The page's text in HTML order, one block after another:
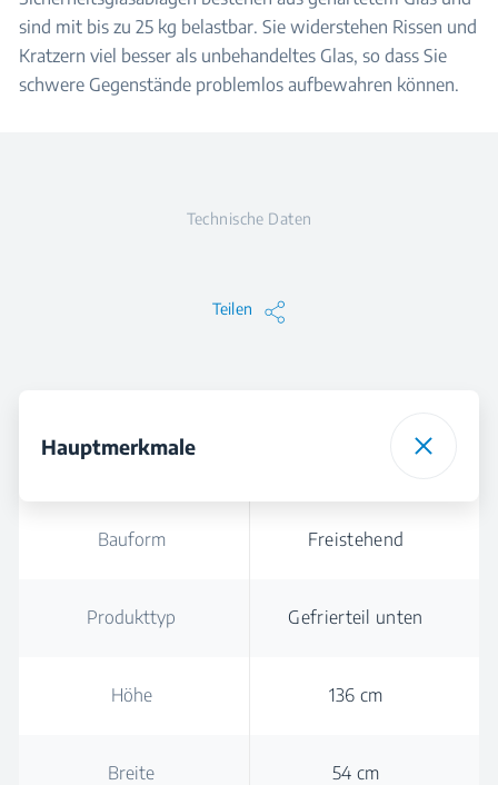
sind mit bis zu 25 kg belastbar. Sie widerstehen Rissen und
Kratzern viel besser als unbehandeltes Glas, so dass Sie
schwere Gegenstände problemlos aufbewahren können.
Technische Daten
Teilen
Hauptmerkmale
Bauform Freistehend
Produkttyp Gefrierteil unten
Höhe 136 cm
Breite 54 cm